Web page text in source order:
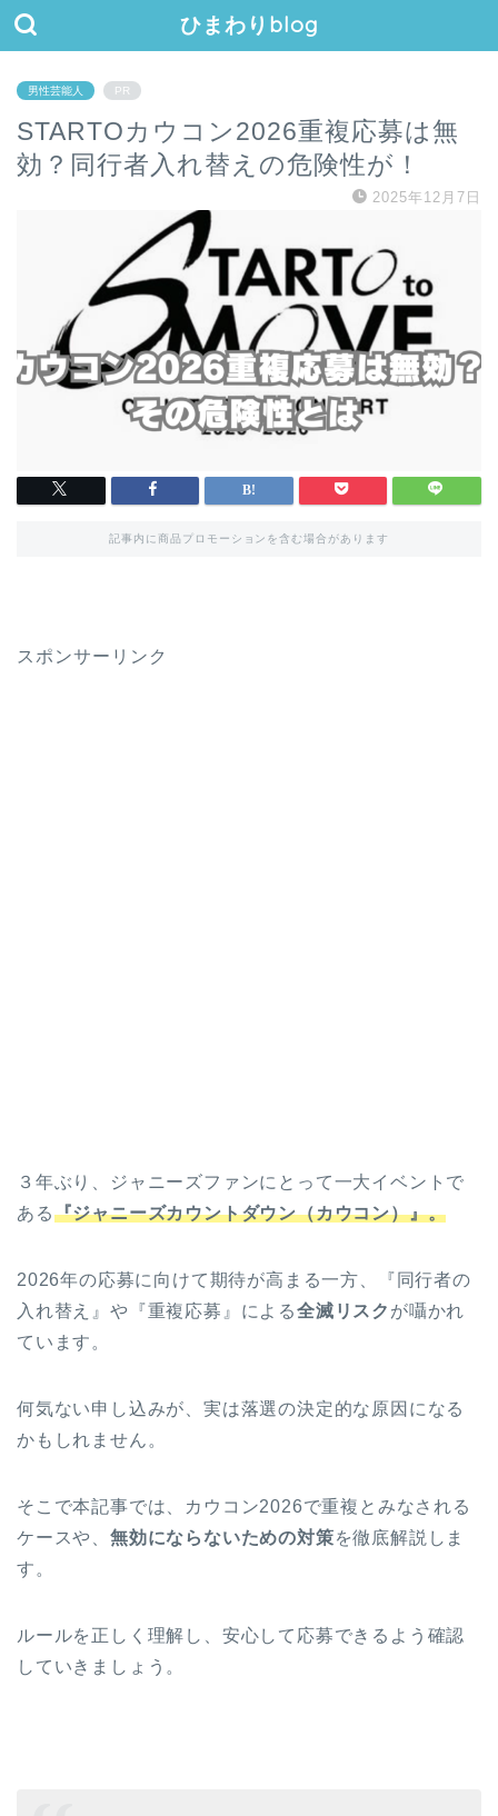
ひまわりblog
男性芸能人 PR
STARTOカウコン2026重複応募は無
効？同行者入れ替えの危険性が！
2025年12月7日
記事内に商品プロモーションを含む場合があります
スポンサーリンク
３年ぶり、ジャニーズファンにとって一大イベントで
ある『ジャニーズカウントダウン（カウコン）』。
2026年の応募に向けて期待が高まる一方、『同行者の
入れ替え』や『重複応募』による全滅リスク が囁かれ
ています。
何気ない申し込みが、実は落選の決定的な原因になる
かもしれません。
そこで本記事では、カウコン2026で重複とみなされる
ケースや、 無効にならないための対策を徹底解説しま
す。
ルールを正しく理解し、安心して応募できるよう確認
していきましょう。